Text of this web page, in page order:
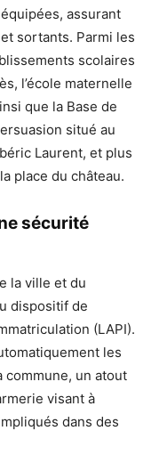
assurant
sortants. Parmi les
scolaires
l’école maternelle
que la Base de
situé au
Laurent, et plus
place du château.
sécurité
la ville et du
dispositif de
(LAPI).
les
commune, un atout
visant à
dans des